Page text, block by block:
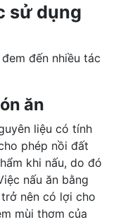
sử dụng
đến nhiều tác
ăn
liệu có tính
phép nồi đất
khi nấu, do đó
nấu ăn bằng
nên có lợi cho
mùi thơm của